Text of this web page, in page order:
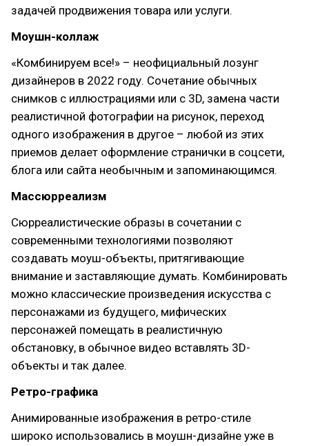
задачей продвижения товара или услуги.
Моушн-коллаж
«Комбинируем все!» – неофициальный лозунг
дизайнеров в 2022 году. Сочетание обычных
снимков с иллюстрациями или с 3D, замена части
реалистичной фотографии на рисунок, переход
одного изображения в другое – любой из этих
приемов делает оформление странички в соцсети,
блога или сайта необычным и запоминающимся.
Массюрреализм
Сюрреалистические образы в сочетании с
современными технологиями позволяют
создавать моуш-объекты, притягивающие
внимание и заставляющие думать. Комбинировать
можно классические произведения искусства с
персонажами из будущего, мифических
персонажей помещать в реалистичную
обстановку, в обычное видео вставлять 3D-
объекты и так далее.
Ретро-графика
Анимированные изображения в ретро-стиле
широко использовались в моушн-дизайне уже в